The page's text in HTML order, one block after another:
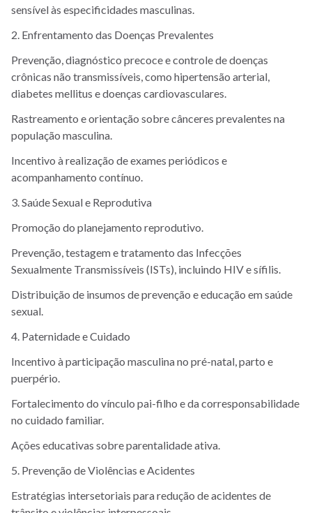
sensível às especificidades masculinas.
2. Enfrentamento das Doenças Prevalentes
Prevenção, diagnóstico precoce e controle de doenças
crônicas não transmissíveis, como hipertensão arterial,
diabetes mellitus e doenças cardiovasculares.
Rastreamento e orientação sobre cânceres prevalentes na
população masculina.
Incentivo à realização de exames periódicos e
acompanhamento contínuo.
3. Saúde Sexual e Reprodutiva
Promoção do planejamento reprodutivo.
Prevenção, testagem e tratamento das Infecções
Sexualmente Transmissíveis (ISTs), incluindo HIV e sífilis.
Distribuição de insumos de prevenção e educação em saúde
sexual.
4. Paternidade e Cuidado
Incentivo à participação masculina no pré-natal, parto e
puerpério.
Fortalecimento do vínculo pai-filho e da corresponsabilidade
no cuidado familiar.
Ações educativas sobre parentalidade ativa.
5. Prevenção de Violências e Acidentes
Estratégias intersetoriais para redução de acidentes de